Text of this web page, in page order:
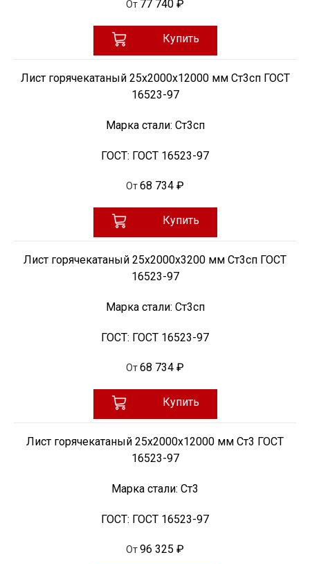
От 77 740 ₽
Купить
Лист горячекатаный 25х2000х12000 мм Ст3сп ГОСТ
16523-97
Марка стали: Ст3сп
ГОСТ: ГОСТ 16523-97
От68 734 ₽
Купить
Лист горячекатаный 25х2000х3200 мм Ст3сп ГОСТ
16523-97
Марка стали: Ст3сп
ГОСТ: ГОСТ 16523-97
От68 734 ₽
Купить
Лист горячекатаный 25х2000х12000 мм Ст3 ГОСТ
16523-97
Марка стали: Ст3
ГОСТ: ГОСТ 16523-97
От96 325 ₽